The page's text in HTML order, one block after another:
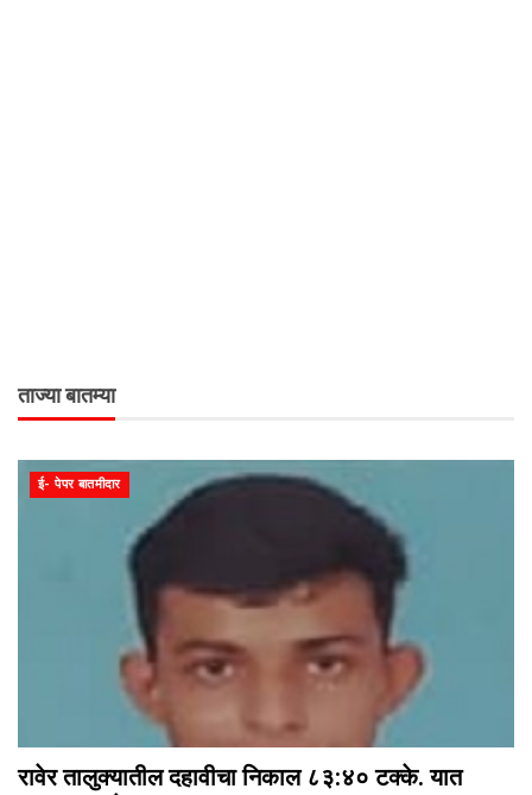
ताज्या बातम्या
ई- पेपर बातमीदार
रावेर तालुक्यातील दहावीचा निकाल ८३:४० टक्के. यात